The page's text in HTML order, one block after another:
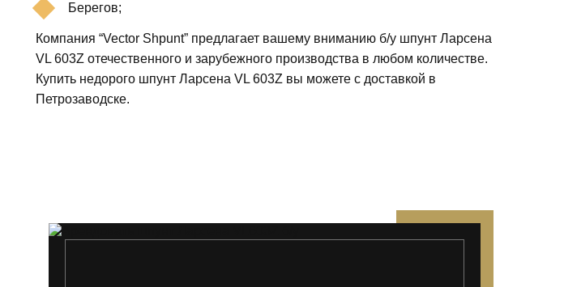
Берегов;
Компания “Vector Shpunt” предлагает вашему вниманию б/у шпунт Ларсена
VL 603Z отечественного и зарубежного производства в любом количестве.
Купить недорого шпунт Ларсена VL 603Z вы можете с доставкой в
Петрозаводске.